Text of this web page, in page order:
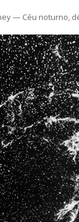
— Céu noturno,